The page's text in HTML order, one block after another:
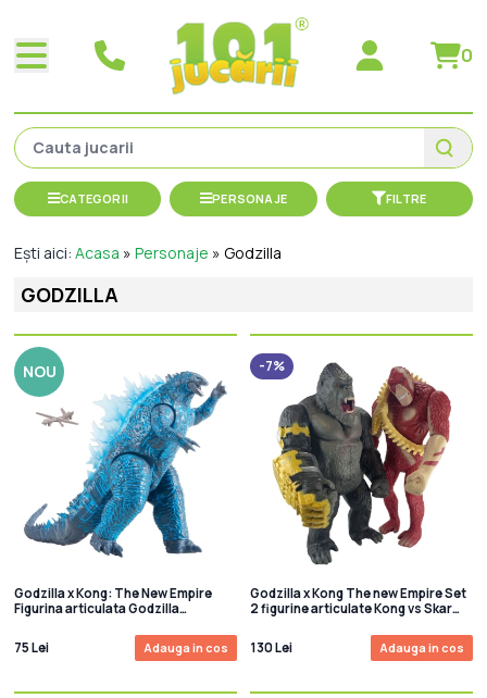
0
CATEGORII PERSONAJE FILTRE
Ești aici:Acasa »Personaje »Godzilla
GODZILLA
NOU
Godzilla x Kong: The New Empire
Figurina articulata Godzilla
75 Lei
Adauga in cos
-7%
Godzilla x Kong The new Empire Set
2 figurine articulate Kong vs Skar
130 Lei
Adauga in cos